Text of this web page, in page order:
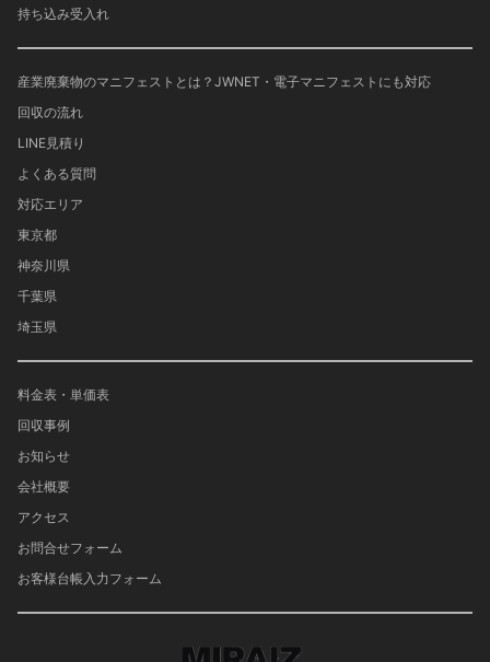
持ち込み受入れ
産業廃棄物のマニフェストとは？JWNET・電子マニフェストにも対応
回収の流れ
LINE見積り
よくある質問
対応エリア
東京都
神奈川県
千葉県
埼玉県
料金表・単価表
回収事例
お知らせ
会社概要
アクセス
お問合せフォーム
お客様台帳入力フォーム